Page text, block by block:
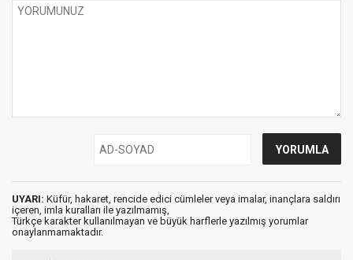
UYARI: Küfür, hakaret, rencide edici cümleler veya imalar, inançlara saldırı
içeren, imla kuralları ile yazılmamış,
Türkçe karakter kullanılmayan ve büyük harflerle yazılmış yorumlar
onaylanmamaktadır.